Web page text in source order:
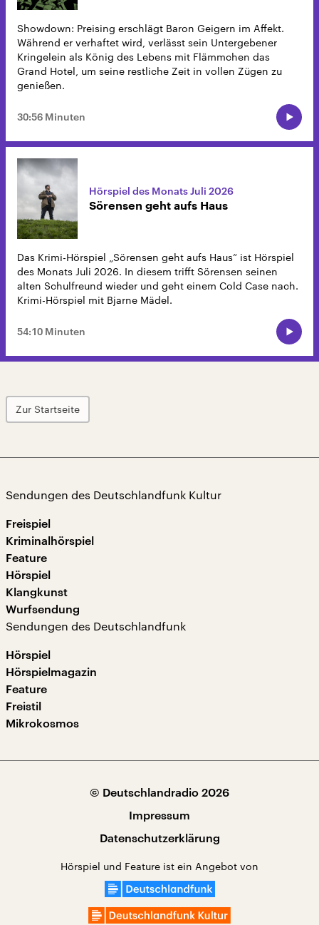
Showdown: Preising erschlägt Baron Geigern im Affekt.
Während er verhaftet wird, verlässt sein Untergebener
Kringelein als König des Lebens mit Flämmchen das
Grand Hotel, um seine restliche Zeit in vollen Zügen zu
genießen.
30:56 Minuten
Hörspiel des Monats Juli 2026
Sörensen geht aufs Haus
Das Krimi-Hörspiel „Sörensen geht aufs Haus“ ist Hörspiel
des Monats Juli 2026. In diesem trifft Sörensen seinen
alten Schulfreund wieder und geht einem Cold Case nach.
Krimi-Hörspiel mit Bjarne Mädel.
54:10 Minuten
Zur Startseite
Sendungen des Deutschlandfunk Kultur
Freispiel
Kriminalhörspiel
Feature
Hörspiel
Klangkunst
Wurfsendung
Sendungen des Deutschlandfunk
Hörspiel
Hörspielmagazin
Feature
Freistil
Mikrokosmos
© Deutschlandradio 2026
Impressum
Datenschutzerklärung
Hörspiel und Feature ist ein Angebot von